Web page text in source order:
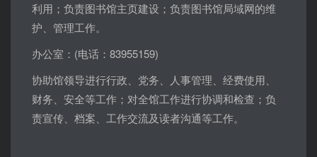
利用；负责图书馆主页建设；负责图书馆局域网的维
护、管理工作。
办公室： (电话： 83955159)
协助馆领导进行行政、党务、人事管理、经费使用、
财务、安全等工作；对全馆工作进行协调和检查；负
责宣传、档案、工作交流及读者沟通等工作。